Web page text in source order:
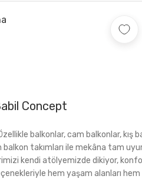
Concept
balkonlar, cam balkonlar, kış
takımları ile mekâna tam
kendi atölyemizde dikiyor,
hem yaşam alanları